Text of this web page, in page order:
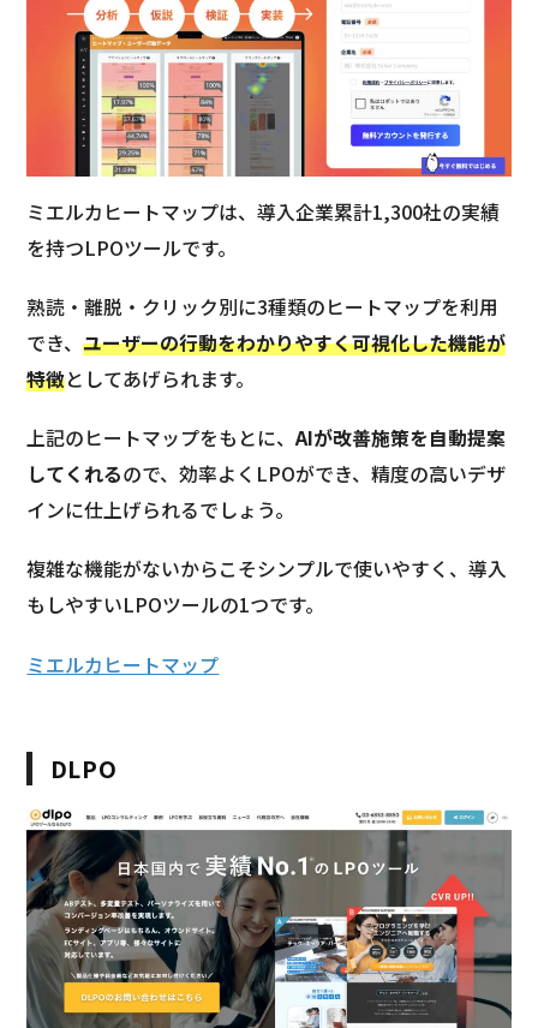
ミエルカヒートマップは、導入企業累計1,300社の実績
を持つLPOツールです。
熟読・離脱・クリック別に3種類のヒートマップを利用
でき、ユーザーの行動をわかりやすく可視化した機能が
特徴としてあげられます。
上記のヒートマップをもとに、AIが改善施策を自動提案
してくれるので、効率よくLPOができ、精度の高いデザ
インに仕上げられるでしょう。
複雑な機能がないからこそシンプルで使いやすく、導入
もしやすいLPOツールの1つです。
ミエルカヒートマップ
DLPO